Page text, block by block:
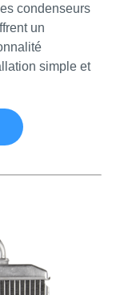
condenseurs
un
simple et